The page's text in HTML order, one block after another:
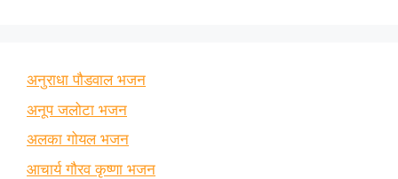
अनुराधा पौडवाल भजन
अनूप जलोटा भजन
अलका गोयल भजन
आचार्य गौरव कृष्णा भजन